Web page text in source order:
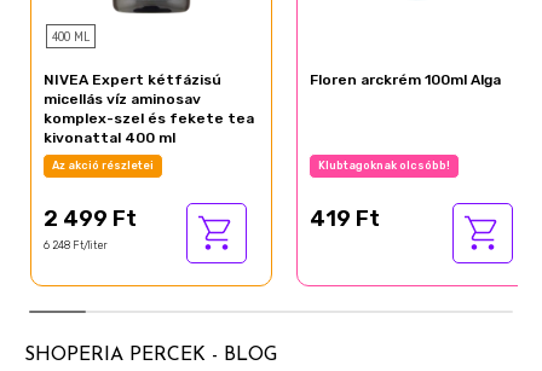
400 ML
NIVEA Expert kétfázisú
micellás víz aminosav
komplex-szel és fekete tea
kivonattal 400 ml
Az akció részletei
2 499 Ft
6 248 Ft/liter
Floren arckrém 100ml Alga
Klubtagoknak olcsóbb!
419 Ft
SHOPERIA PERCEK - BLOG